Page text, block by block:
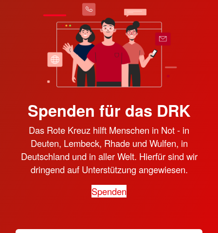
Spenden für das DRK
Das Rote Kreuz hilft Menschen in Not - in
Deuten, Lembeck, Rhade und Wulfen, in
Deutschland und in aller Welt. Hierfür sind wir
dringend auf Unterstützung angewiesen.
Spenden